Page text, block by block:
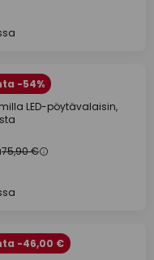
-54%
LED-pöytävalaisin,
75,90 €
-46,00 €